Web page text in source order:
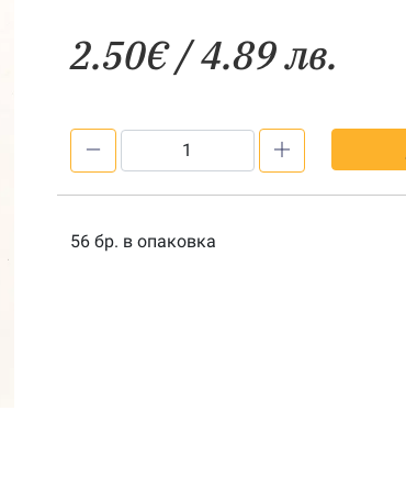
2.50€/ 4.89 лв.
бобини
56 бр. в опаковка